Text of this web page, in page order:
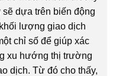
sẽ dựa trên biến động
lượng giao dịch
chỉ số để giúp xác
xu hướng thị trường
dịch. Từ đó cho thấy,